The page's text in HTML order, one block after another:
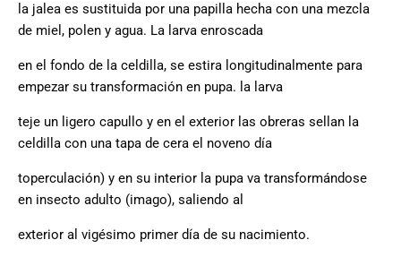
la jalea es sustituida por una papilla hecha con una mezcla
de miel, polen y agua. La larva enroscada
en el fondo de la celdilla, se estira longitudinalmente para
empezar su transformación en pupa. la larva
teje un ligero capullo y en el exterior las obreras sellan la
celdilla con una tapa de cera el noveno día
toperculación) y en su interior la pupa va transformándose
en insecto adulto (imago), saliendo al
exterior al vigésimo primer día de su nacimiento.